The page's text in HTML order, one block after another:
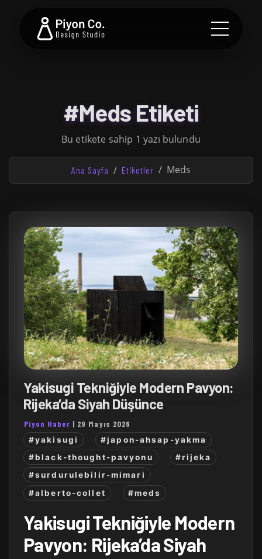
#Meds Etiketi
Bu etikete sahip 1 yazı bulundu
Ana Sayfa Etiketler Meds
Yakisugi Tekniğiyle Modern Pavyon:
Rijeka’da Siyah Düşünce
Piyon Haber | 29 Mayıs 2026
#yakisugi
#japon-ahsap-yakma
#black-thought-pavyonu
#rijeka
#surdurulebilir-mimari
#alberto-collet
#meds
Yakisugi Tekniğiyle Modern
Pavyon: Rijeka’da Siyah